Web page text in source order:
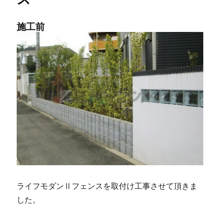
施工前
ライフモダンⅡフェンスを取付け工事させて頂きま
した。